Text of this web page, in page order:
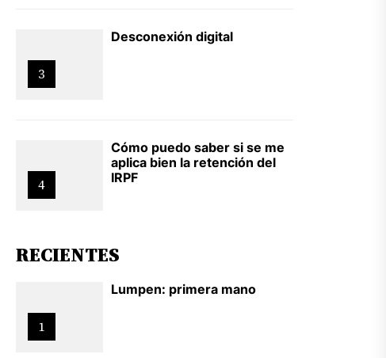
3
Desconexión digital
4
Cómo puedo saber si se me
aplica bien la retención del
IRPF
RECIENTES
1
Lumpen: primera mano